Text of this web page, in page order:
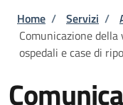
Briciole di
Home / Servizi /
Comunicazione
ospedali e case di